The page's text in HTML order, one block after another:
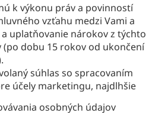
k výkonu práv a povinností
vzťahu medzi Vami a
uplatňovanie nárokov z týchto
(po dobu 15 rokov od ukončení
súhlas so spracovaním
účely marketingu, najdlhšie
osobných údajov